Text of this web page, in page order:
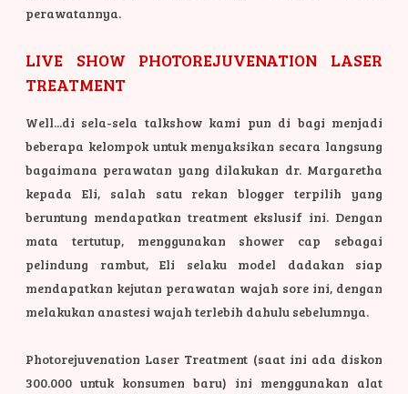
perawatannya.
LIVE SHOW PHOTOREJUVENATION LASER
TREATMENT
Well...di sela-sela talkshow kami pun di bagi menjadi
beberapa kelompok untuk menyaksikan secara langsung
bagaimana perawatan yang dilakukan dr. Margaretha
kepada Eli, salah satu rekan blogger terpilih yang
beruntung mendapatkan treatment ekslusif ini. Dengan
mata tertutup, menggunakan shower cap sebagai
pelindung rambut, Eli selaku model dadakan siap
mendapatkan kejutan perawatan wajah sore ini, dengan
melakukan anastesi wajah terlebih dahulu sebelumnya.
Photorejuvenation Laser Treatment (saat ini ada diskon
300.000 untuk konsumen baru) ini menggunakan alat